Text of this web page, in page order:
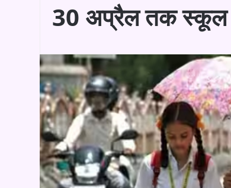
30 अप्रैल तक स्कूल